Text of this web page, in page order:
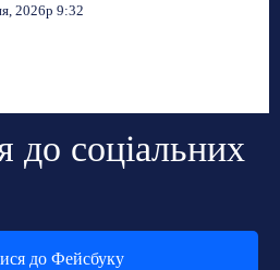
2026р 9:32
до соціальних
до Фейсбуку